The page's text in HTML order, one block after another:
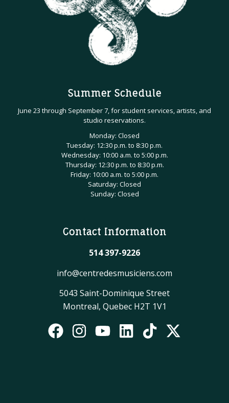
Summer Schedule
June 23 through September 7, for student services, artists, and
studio reservations.
Monday: Closed
Tuesday: 12:30 p.m. to 8:30 p.m.
Wednesday: 10:00 a.m. to 5:00 p.m.
Thursday: 12:30 p.m. to 8:30 p.m.
Friday: 10:00 a.m. to 5:00 p.m.
Saturday: Closed
Sunday: Closed
Contact Information
514 397-9226
info@centredesmusiciens.com
5043 Saint-Dominique Street
Montreal, Quebec H2T 1V1